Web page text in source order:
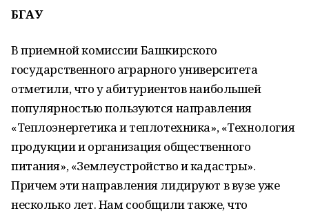
БГАУ
В приемной комиссии Башкирского
государственного аграрного университета
отметили, что у абитуриентов наибольшей
популярностью пользуются направления
«Теплоэнергетика и теплотехника», «Технология
продукции и организация общественного
питания», «Землеустройство и кадастры».
Причем эти направления лидируют в вузе уже
несколько лет. Нам сообщили также, что